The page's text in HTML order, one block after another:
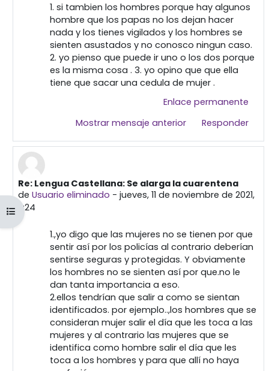
Abrir índice del curso
1. si tambien los hombres porque hay algunos
hombre que los papas no los dejan hacer
nada y los tienes vigilados y los hombres se
sienten asustados y no conosco ningun caso.
2. yo pienso que puede ir uno o los dos porque
es la misma cosa . 3. yo opino que que ella
tiene que sacar una cedula de mujer .
Enlace permanente
Mostrar mensaje anterior
Responder
En respuesta a Primera publicación
Re: Lengua Castellana: Se alarga la cuarentena
de Usuario eliminado - jueves, 11 de noviembre de 2021,
11:24
1.,yo digo que las mujeres no se tienen por que
sentir así por los policías al contrario deberían
sentirse seguras y protegidas. Y obviamente
los hombres no se sienten así por que.no le
dan tanta importancia a eso.
2.ellos tendrían que salir a como se sientan
identificados. por ejemplo..,los hombres que se
consideran mujer salir el día que les toca a las
mujeres y al contrario las mujeres que se
identifica como hombre salir el día que les
toca a los hombres y para que allí no haya